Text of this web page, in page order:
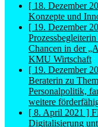
[ 18. Dezember
Konzepte und
[ 19. Dezember
Chancen in der
KMU Wirtschaft
[ 19. Dezember
Beraterin zu
Personalpolitik,
weitere
[ 8. April 2021 ]
Digitalisierung